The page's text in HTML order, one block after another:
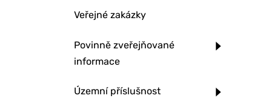
Veřejné zakázky
Povinně zveřejňované
informace
Územní příslušnost